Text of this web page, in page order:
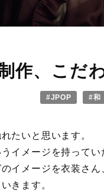
作、こだ
#JPOP #和
たいと思います。
イメージを持ってい
イメージを衣装さ
きます。